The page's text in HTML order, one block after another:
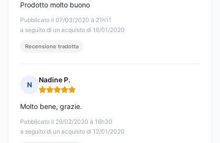
Pubblicato il 07/03/2020 à 21h11
a seguito di un acquisto di 16/01/2020
Prodotto molto buono
Recensione tradotta
N
Nadine P.
Nota: 5 su 5
Pubblicato il 29/02/2020 à 16h30
a seguito di un acquisto di 12/01/2020
Molto bene, grazie.